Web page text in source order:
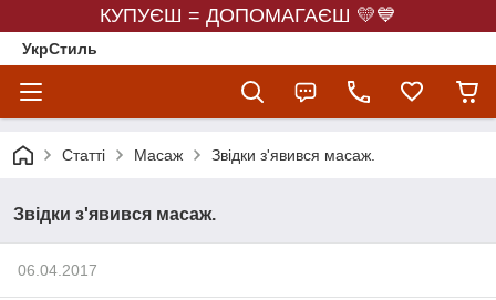
КУПУЄШ = ДОПОМАГАЄШ 💛💙
УкрСтиль
Статті Масаж Звідки з'явився масаж.
Звідки з'явився масаж.
06.04.2017